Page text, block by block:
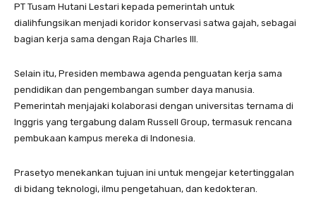
PT Tusam Hutani Lestari kepada pemerintah untuk
dialihfungsikan menjadi koridor konservasi satwa gajah, sebagai
bagian kerja sama dengan Raja Charles III.
Selain itu, Presiden membawa agenda penguatan kerja sama
pendidikan dan pengembangan sumber daya manusia.
Pemerintah menjajaki kolaborasi dengan universitas ternama di
Inggris yang tergabung dalam Russell Group, termasuk rencana
pembukaan kampus mereka di Indonesia.
Prasetyo menekankan tujuan ini untuk mengejar ketertinggalan
di bidang teknologi, ilmu pengetahuan, dan kedokteran.